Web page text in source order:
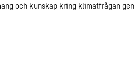
och kunskap kring klimatfrågan